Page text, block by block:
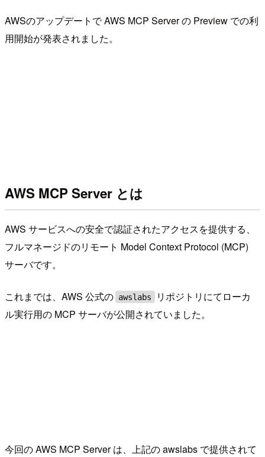
AWSのアップデートで AWS MCP Server の Preview での利
用開始が発表されました。
AWS MCP Server とは
AWS サービスへの安全で認証されたアクセスを提供する、
フルマネージドのリモート Model Context Protocol (MCP)
サーバです。
これまでは、AWS 公式の awslabs
リポジトリにてローカ
ル実行用の MCP サーバが公開されていました。
今回の AWS MCP Server は、上記の awslabs で提供されて